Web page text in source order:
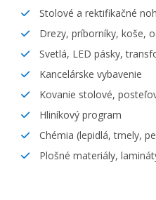
Stolové a rektifikačné
Drezy, príborníky, koše,
Svetlá, LED pásky,
Kancelárske vybavenie
Kovanie stolové,
Hliníkový program
Chémia (lepidlá, tmely,
Plošné materiály,